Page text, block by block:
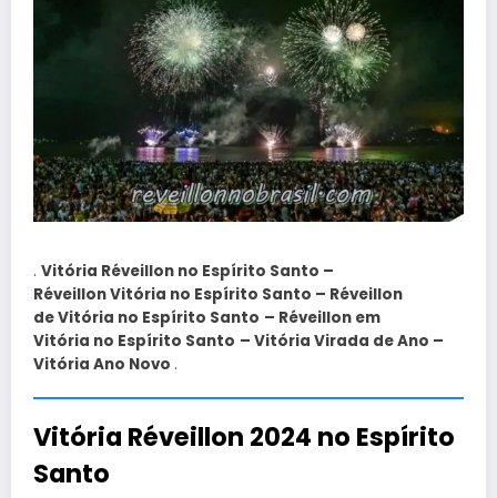
. Vitória Réveillon no Espírito Santo –
Réveillon Vitória no Espírito Santo – Réveillon
de Vitória no Espírito Santo – Réveillon em
Vitória no Espírito Santo – Vitória Virada de Ano –
Vitória Ano Novo .
Vitória Réveillon 2024 no Espírito
Santo